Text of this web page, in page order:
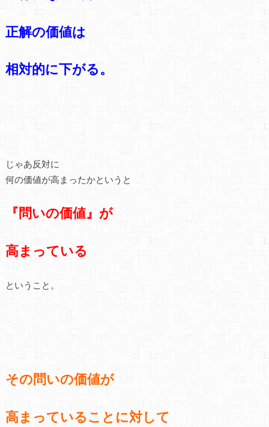
正解の価値は
相対的に下がる。
じゃあ反対に
何の価値が高まったかというと
『問いの価値』が
高まっている
ということ。
その問いの価値が
高まっていることに対して